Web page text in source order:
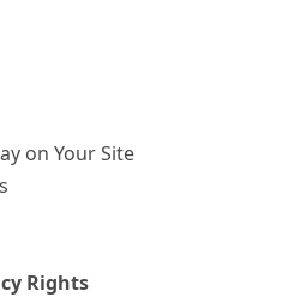
on Your Site
Rights